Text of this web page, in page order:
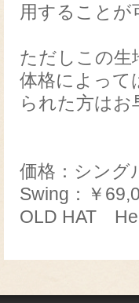
用することが
ただしこの生
体格によって
られた方は
価格：シング
Swing：￥
OLD HAT